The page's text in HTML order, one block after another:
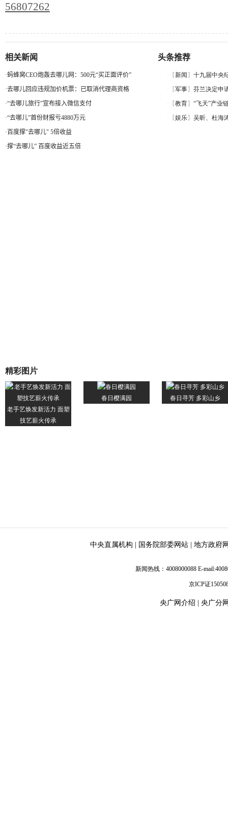
56807262
相关新闻
·蚂蜂窝CEO炮轰去哪儿网：500元“买正面评价”
·去哪儿回应违规加价机票：已取消代理商资格
·“去哪儿旅行”宣布接入微信支付
·“去哪儿”首份财报亏4880万元
· 百度撑"去哪儿" 5倍收益
·撑“去哪儿” 百度收益近五倍
头条推荐